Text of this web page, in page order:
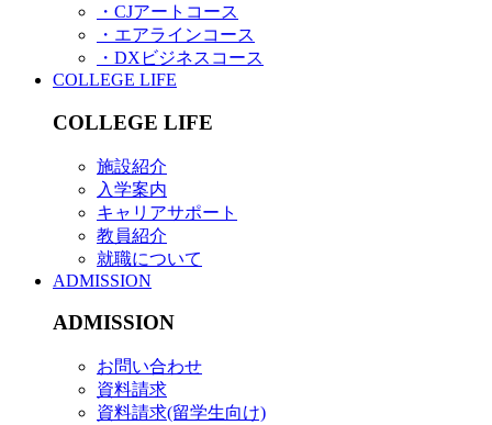
・CJアートコース
・エアラインコース
・DXビジネスコース
COLLEGE LIFE
COLLEGE LIFE
施設紹介
入学案内
キャリアサポート
教員紹介
就職について
ADMISSION
ADMISSION
お問い合わせ
資料請求
資料請求(留学生向け)